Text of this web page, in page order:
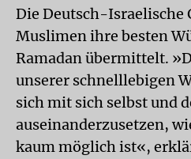
Die Deutsch-Israelische
Muslimen ihre besten
Ramadan übermittelt.
unserer schnelllebigen
sich mit sich selbst und
auseinanderzusetzen,
kaum möglich ist«,